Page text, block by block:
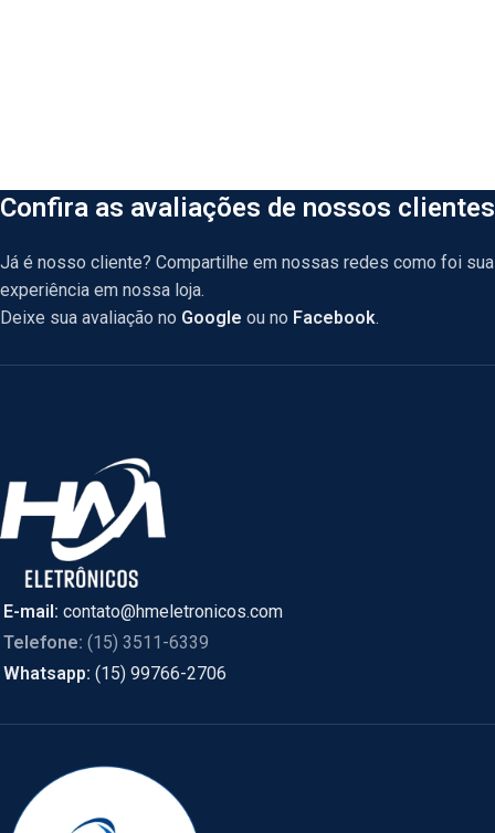
Confira as avaliações de nossos clientes
Já é nosso cliente? Compartilhe em nossas redes como foi sua
experiência em nossa loja.
Deixe sua avaliação no Google ou no Facebook.
E-mail: contato@hmeletronicos.com
Telefone: (15) 3511-6339
Whatsapp: (15) 99766-2706